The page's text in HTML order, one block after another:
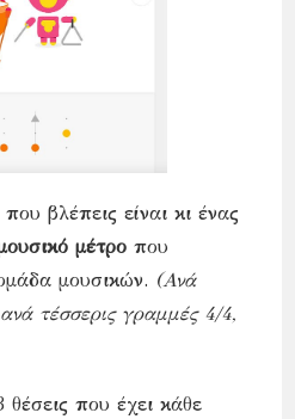
που βλέπεις είναι κι ένας
μέτρο που
μουσικών. (Ανά
τέσσερις γραμμές 4/4,
θέσεις που έχει κάθε